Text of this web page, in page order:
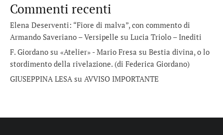
Commenti recenti
Elena Deserventi: “Fiore di malva”, con commento di
Armando Saveriano – Versipelle su Lucia Triolo – Inediti
F. Giordano su «Atelier» - Mario Fresa su Bestia divina, o lo
stordimento della rivelazione. (di Federica Giordano)
GIUSEPPINA LESAsu AVVISO IMPORTANTE